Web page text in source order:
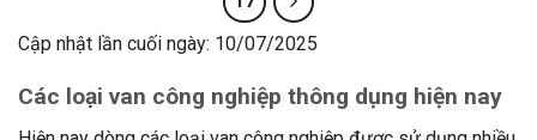
Cập nhật lần cuối ngày: 10/07/2025
Các loại van công nghiệp thông dụng hiện nay